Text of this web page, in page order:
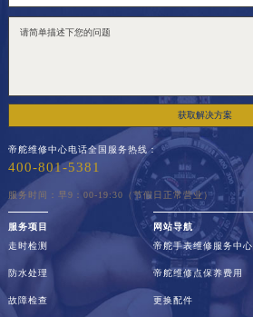
获取解决方案
帝舵维修中心电话全国服务热线：
400-801-5381
服务时间：早9：00-19:30（节假日正常营业）
服务项目
走时检测
防水处理
故障检查
网站导航
帝舵手表维修服务中心
帝舵维修点保养费用
更换配件